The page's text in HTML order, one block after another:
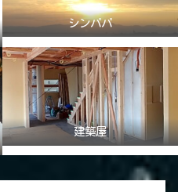
シンパパ
建築屋